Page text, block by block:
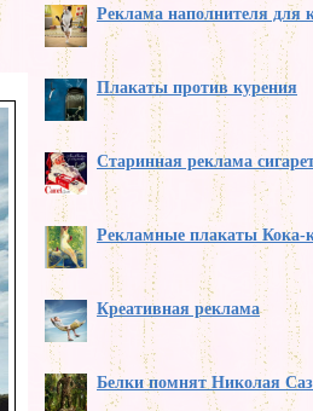
Реклама наполнителя для
Плакаты против курения
Старинная реклама
Рекламные плакаты Кока-
Креативная реклама
Белки помнят Николая